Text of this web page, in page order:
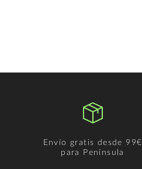
Envío gratis desde 99€
para Península